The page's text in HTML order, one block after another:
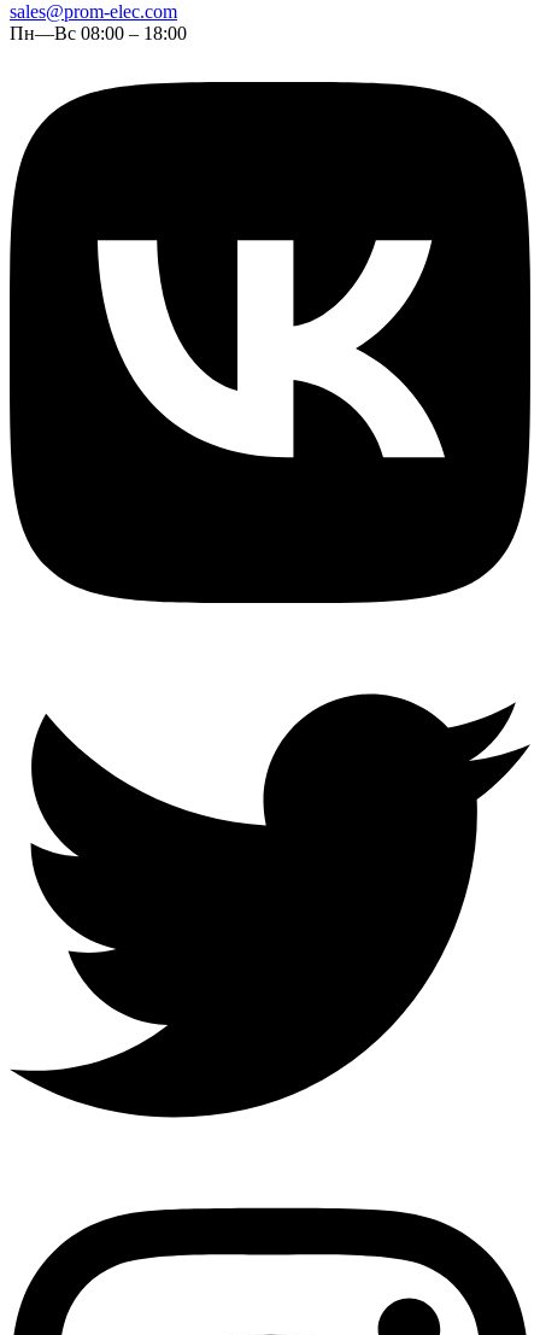
sales@prom-elec.com
Пн—Вс 08:00 – 18:00